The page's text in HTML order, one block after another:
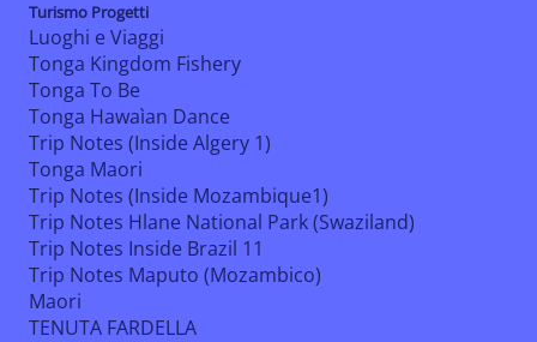
Turismo Progetti
Luoghi e Viaggi
Tonga Kingdom Fishery
Tonga To Be
Tonga Hawaìan Dance
Trip Notes (Inside Algery 1)
Tonga Maori
Trip Notes (Inside Mozambique1)
Trip Notes Hlane National Park (Swaziland)
Trip Notes Inside Brazil 11
Trip Notes Maputo (Mozambico)
Maori
TENUTA FARDELLA